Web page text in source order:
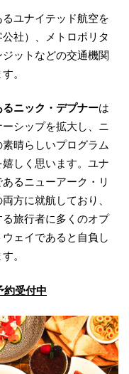
ユナイテッド航空を
社）、メトロポリタ
ットなどの交通機関
。
ニック・デプナーは
ーシップを拡大し、ニ
晴らしいプログラム
しく思います。ユナ
るニューアーク・リ
方に就航しており、
旅行者に多くのオプ
ェイであると自負し
。
約受付中